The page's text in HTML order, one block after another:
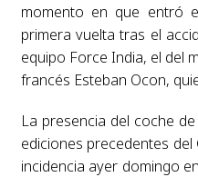
momento en que entró
primera vuelta tras el
equipo Force India, el del
francés Esteban Ocon,
La presencia del coche
ediciones precedentes del
incidencia ayer domingo